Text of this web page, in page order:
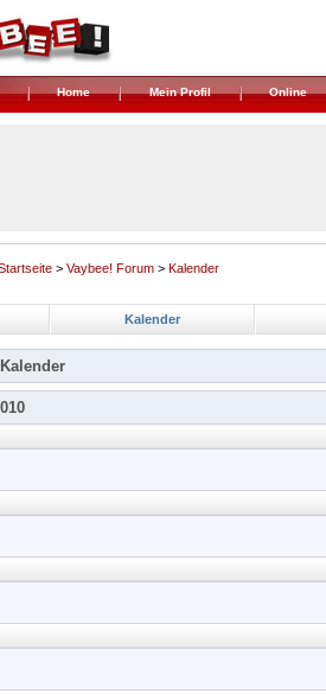
Home Mein Profil Online
> Vaybee! Forum > Kalender
Kalender